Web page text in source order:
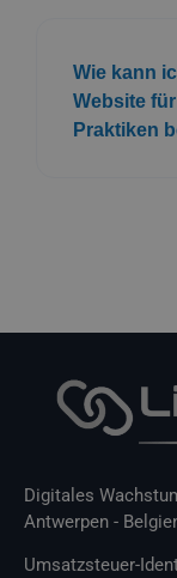
Wie kann
Website
Praktiken
Digitales
Antwerpen -
Umsatzsteuer-